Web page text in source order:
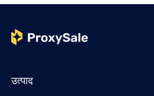
उत्पाद